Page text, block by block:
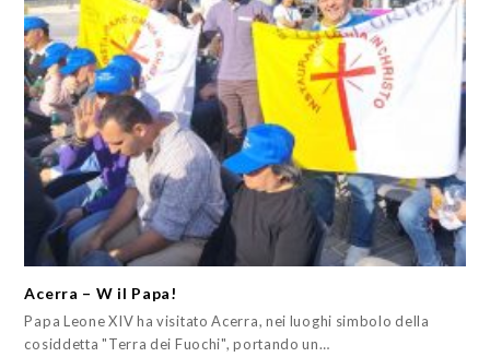
Acerra – W il Papa!
Papa Leone XIV ha visitato Acerra, nei luoghi simbolo della
cosiddetta "Terra dei Fuochi", portando un…